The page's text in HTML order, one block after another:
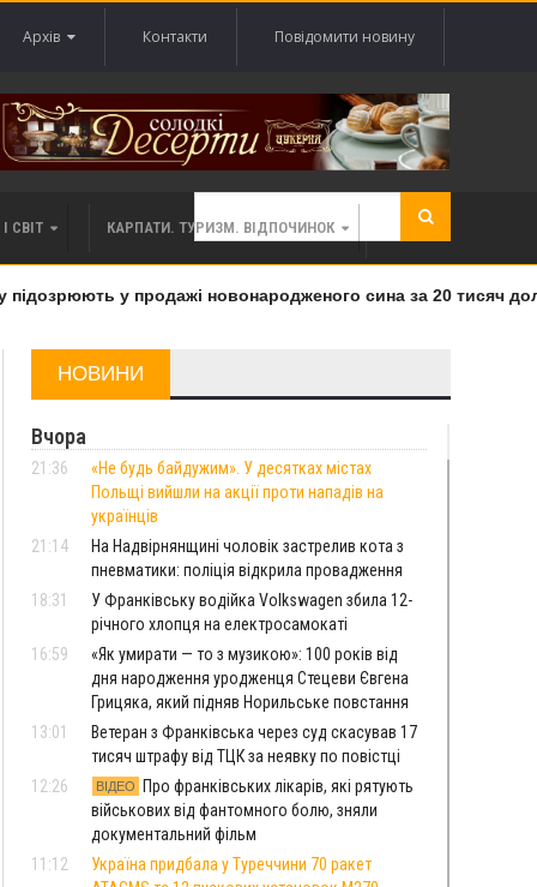
Архів Контакти Повідомити новину
СВІТ КАРПАТИ. ТУРИЗМ. ВІДПОЧИНОК
у продажі новонародженого сина за 20 тисяч
НОВИНИ
Вчора
21:36
«Не будь байдужим». У десятках містах
Польщі вийшли на акції проти нападів на
українців
21:14
На Надвірнянщині чоловік застрелив кота з
пневматики: поліція відкрила провадження
18:31
У Франківську водійка Volkswagen збила 12-
річного хлопця на електросамокаті
16:59
«Як умирати — то з музикою»: 100 років від
дня народження уродженця Стецеви Євгена
Грицяка, який підняв Норильське повстання
13:01
Ветеран з Франківська через суд скасував 17
тисяч штрафу від ТЦК за неявку по повістці
12:26
ВІДЕО
Про франківських лікарів, які рятують
військових від фантомного болю, зняли
документальний фільм
11:12
Україна придбала у Туреччини 70 ракет